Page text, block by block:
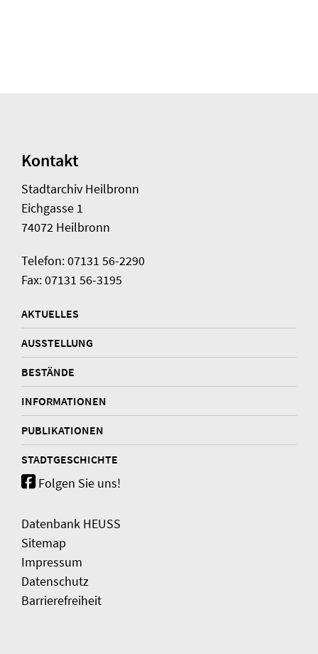
Kontakt
Stadtarchiv Heilbronn
Eichgasse 1
74072 Heilbronn
Telefon: 07131 56-2290
Fax: 07131 56-3195
AKTUELLES
AUSSTELLUNG
BESTÄNDE
INFORMATIONEN
PUBLIKATIONEN
STADTGESCHICHTE
Folgen Sie uns!
Datenbank HEUSS
Sitemap
Impressum
Datenschutz
Barrierefreiheit